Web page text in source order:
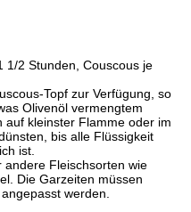
1/2 Stunden, Couscous je
Topf zur Verfügung, so
Olivenöl vermengtem
auf kleinster Flamme oder im
bis alle Flüssigkeit
ist.
andere Fleischsorten wie
Die Garzeiten müssen
werden.